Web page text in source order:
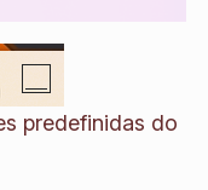
predefinidas do